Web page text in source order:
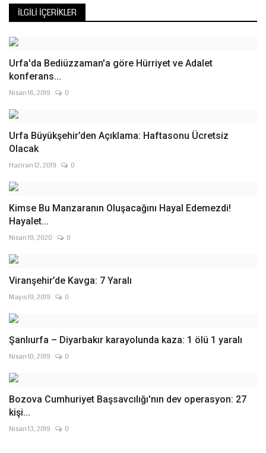
İLGILI İÇERIKLER
Urfa'da Bediüzzaman'a göre Hürriyet ve Adalet
konferans...
Nisan 16, 2019 0
Urfa Büyükşehir’den Açıklama: Haftasonu Ücretsiz
Olacak
Haziran 12, 2019 0
Kimse Bu Manzaranın Oluşacağını Hayal Edemezdi!
Hayalet...
Nisan 19, 2020 0
Viranşehir’de Kavga: 7 Yaralı
Mayıs 19, 2019 0
Şanlıurfa – Diyarbakır karayolunda kaza: 1 ölü 1 yaralı
Nisan 10, 2019 0
Bozova Cumhuriyet Başsavcılığı'nın dev operasyon: 27
kişi...
Nisan 13, 2019 0